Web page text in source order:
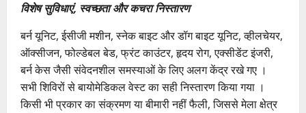
विशेष सुविधाएं, स्वच्छता और कचरा निस्तारण
बर्न यूनिट, ईसीजी मशीन, स्नेक बाइट और डॉग बाइट यूनिट, व्हीलचेयर,
ऑक्सीजन, फोल्डेबल बेड, फ्रंट काउंटर, हृदय रोग, एक्सीडेंट इंजरी,
बर्न केस जैसी संवेदनशील समस्याओं के लिए अलग केंद्र रखे गए ।
सभी शिविरों से बायोमेडिकल वेस्ट का सही निस्तारण किया गया ।
किसी भी प्रकार का संक्रमण या बीमारी नहीं फैली, जिससे मेला क्षेत्र